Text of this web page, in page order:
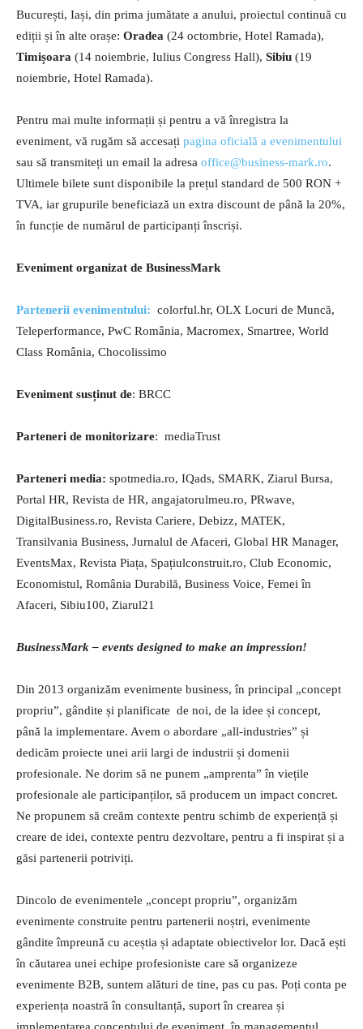
București, Iași, din prima jumătate a anului, proiectul continuă cu
ediții și în alte orașe: Oradea (24 octombrie, Hotel Ramada),
Timișoara (14 noiembrie, Iulius Congress Hall), Sibiu (19
noiembrie, Hotel Ramada).
Pentru mai multe informații și pentru a vă înregistra la
eveniment, vă rugăm să accesați pagina oficială a evenimentului
sau să transmiteți un email la adresa office@business-mark.ro.
Ultimele bilete sunt disponibile la prețul standard de 500 RON +
TVA, iar grupurile beneficiază un extra discount de până la 20%,
în funcție de numărul de participanți înscriși.
Eveniment organizat de BusinessMark
Partenerii evenimentului: colorful.hr, OLX Locuri de Muncă,
Teleperformance, PwC România, Macromex, Smartree, World
Class România, Chocolissimo
Eveniment susținut de: BRCC
Parteneri de monitorizare: mediaTrust
Parteneri media: spotmedia.ro, IQads, SMARK, Ziarul Bursa,
Portal HR, Revista de HR, angajatorulmeu.ro, PRwave,
DigitalBusiness.ro, Revista Cariere, Debizz, MATEK,
Transilvania Business, Jurnalul de Afaceri, Global HR Manager,
EventsMax, Revista Piața, Spațiulconstruit.ro, Club Economic,
Economistul, România Durabilă, Business Voice, Femei în
Afaceri, Sibiu100, Ziarul21
BusinessMark – events designed to make an impression!
Din 2013 organizăm evenimente business, în principal „concept
propriu”, gândite și planificate de noi, de la idee și concept,
până la implementare. Avem o abordare „all-industries” și
dedicăm proiecte unei arii largi de industrii și domenii
profesionale. Ne dorim să ne punem „amprenta” în viețile
profesionale ale participanților, să producem un impact concret.
Ne propunem să creăm contexte pentru schimb de experiență și
creare de idei, contexte pentru dezvoltare, pentru a fi inspirat și a
găsi partenerii potriviți.
Dincolo de evenimentele „concept propriu”, organizăm
evenimente construite pentru partenerii noștri, evenimente
gândite împreună cu aceștia și adaptate obiectivelor lor. Dacă ești
în căutarea unei echipe profesioniste care să organizeze
evenimente B2B, suntem alături de tine, pas cu pas. Poți conta pe
experiența noastră în consultanță, suport în crearea și
implementarea conceptului de eveniment, în managementul